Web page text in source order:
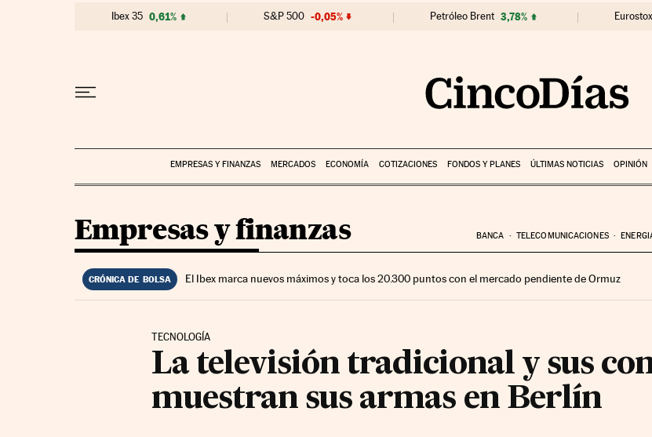
Ibex 35 0,61% S&P 500 -0,05% Petróleo Brent 3,78%
EMPRESAS Y FINANZAS MERCADOS ECONOMÍA COTIZACIONES FONDOS Y PLANES ÚLTIMAS NOTICIAS OPINIÓN
Empresas y finanzas BANCA TELECOMUNICACIONES
CRÓNICA DE BOLSA El Ibex marca nuevos máximos y toca los 20.300 puntos con el mercado pendiente de Ormuz
TECNOLOGÍA
La televisión tradicional y sus
muestran sus armas en Berlín